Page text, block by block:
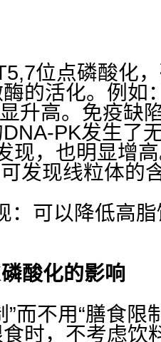
位点磷酸化
的活化。例如
升高。免疫缺
DNA-PK发生了
现，也明显增
发现线粒体的
：可以降低高
磷酸化的影响
而不用“膳食限
时，不考虑饮